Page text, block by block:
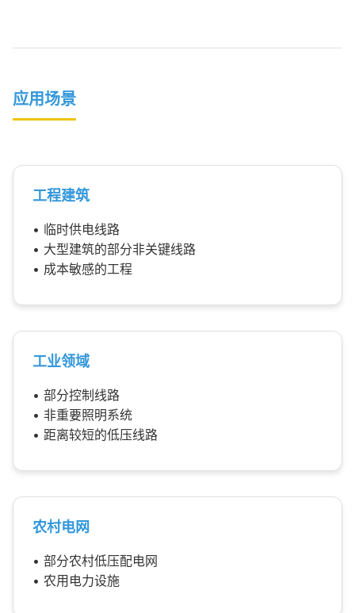
应用场景
工程建筑
• 临时供电线路
• 大型建筑的部分非关键线路
• 成本敏感的工程
工业领域
• 部分控制线路
• 非重要照明系统
• 距离较短的低压线路
农村电网
• 部分农村低压配电网
• 农用电力设施